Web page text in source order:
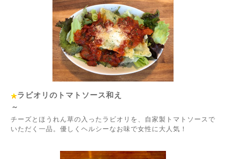
ラビオリのトマトソース和え
～
チーズとほうれん草の入ったラビオリを、自家製トマトソースで
いただく一品。優しくヘルシーなお味で女性に大人気！